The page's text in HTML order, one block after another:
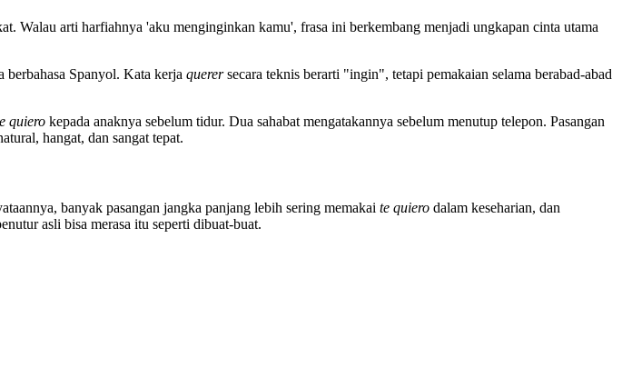
Walau arti harfiahnya 'aku menginginkan kamu', frasa ini berkembang menjadi ungkapan cinta utama
berbahasa Spanyol. Kata kerja querersecara teknis berarti "ingin", tetapi pemakaian selama berabad-abad
quiero kepada anaknya sebelum tidur. Dua sahabat mengatakannya sebelum menutup telepon. Pasangan
hangat, dan sangat tepat.
banyak pasangan jangka panjang lebih sering memakai te quiero dalam keseharian, dan
asli bisa merasa itu seperti dibuat-buat.